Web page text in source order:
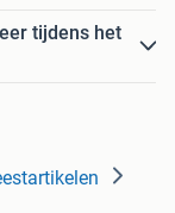
tijdens het